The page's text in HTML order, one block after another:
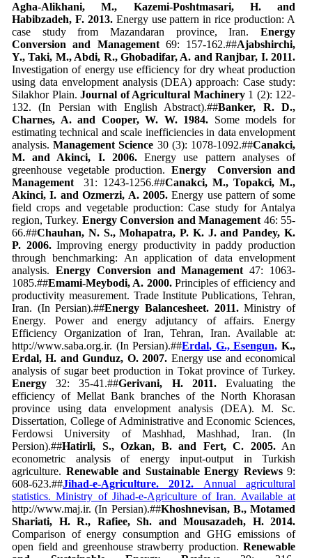
Agha-Alikhani, M., Kazemi-Poshtmasari, H. and
Habibzadeh, F. 2013.Energy use pattern in rice production: A
case study from Mazandaran province, Iran. Energy
Conversion and Management69: 157-162.##Ajabshirchi,
Y., Taki, M., Abdi, R., Ghobadifar, A. and Ranjbar, I. 2011.
Investigation of energy use efficiency for dry wheat production
using data envelopment analysis (DEA) approach: Case study:
Silakhor Plain. Journal of Agricultural Machinery1 (2): 122-
132. (In Persian with English Abstract).##Banker, R. D.,
Charnes, A. and Cooper, W. W. 1984. Some models for
estimating technical and scale inefficiencies in data envelopment
analysis.Management Science 30 (3): 1078-1092.##Canakci,
M. and Akinci, I. 2006.Energy use pattern analyses of
greenhouse vegetable production. Energy Conversion and
Management 31: 1243-1256.##Canakci, M., Topakci, M.,
Akinci, I. and Ozmerzi, A. 2005. Energy use pattern of some
field crops and vegetable production: Case study for Antalya
region, Turkey. Energy Conversion and Management 46: 55-
66.##Chauhan, N. S., Mohapatra, P. K. J. and Pandey, K.
P. 2006.Improving energy productivity in paddy production
through benchmarking: An application of data envelopment
analysis. Energy Conversion and Management 47: 1063-
1085.##Emami-Meybodi, A. 2000.Principles of efficiency and
productivity measurement. Trade Institute Publications, Tehran,
Iran. (In Persian).##Energy Balancesheet. 2011.Ministry of
Energy. Power and energy adjutancy of affairs. Energy
Efficiency Organization of Iran, Tehran, Iran. Available at:
http://www.saba.org.ir. (In Persian).##Erdal, G., Esengun, K.,
Erdal, H. and Gunduz, O. 2007. Energy use and economical
analysis of sugar beet production in Tokat province of Turkey.
Energy 32: 35-41.##Gerivani, H. 2011.Evaluating the
efficiency of Mellat Bank branches of the North Khorasan
province using data envelopment analysis (DEA). M. Sc.
Dissertation, College of Administrative and Economic Sciences,
Ferdowsi University of Mashhad, Mashhad, Iran. (In
Persion).##Hatirli, S., Ozkan, B. and Fert, C. 2005.An
econometric analysis of energy input-output in Turkish
agriculture. Renewable and Sustainable Energy Reviews9:
608-623.##Jihad-e-Agriculture. 2012. Annual agricultural
statistics. Ministry of Jihad-e-Agriculture of Iran. Available at
http://www.maj.ir. (In Persian).##Khoshnevisan, B., Motamed
Shariati, H. R., Rafiee, Sh. and Mousazadeh, H. 2014.
Comparison of energy consumption and GHG emissions of
open field and greenhouse strawberry production. Renewable